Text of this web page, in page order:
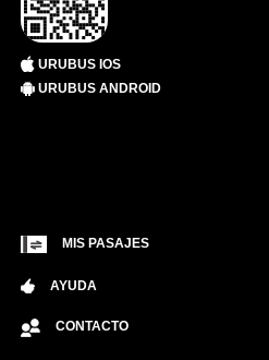
URUBUS IOS
URUBUS ANDROID
MIS PASAJES
AYUDA
CONTACTO